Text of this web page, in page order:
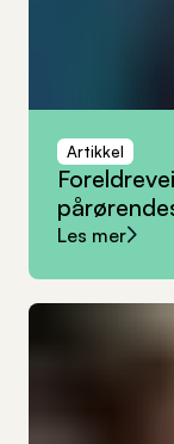
Artikkel
Les mer